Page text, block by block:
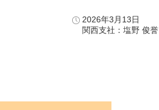
2026年3月13日
関西支社：塩野 俊誉